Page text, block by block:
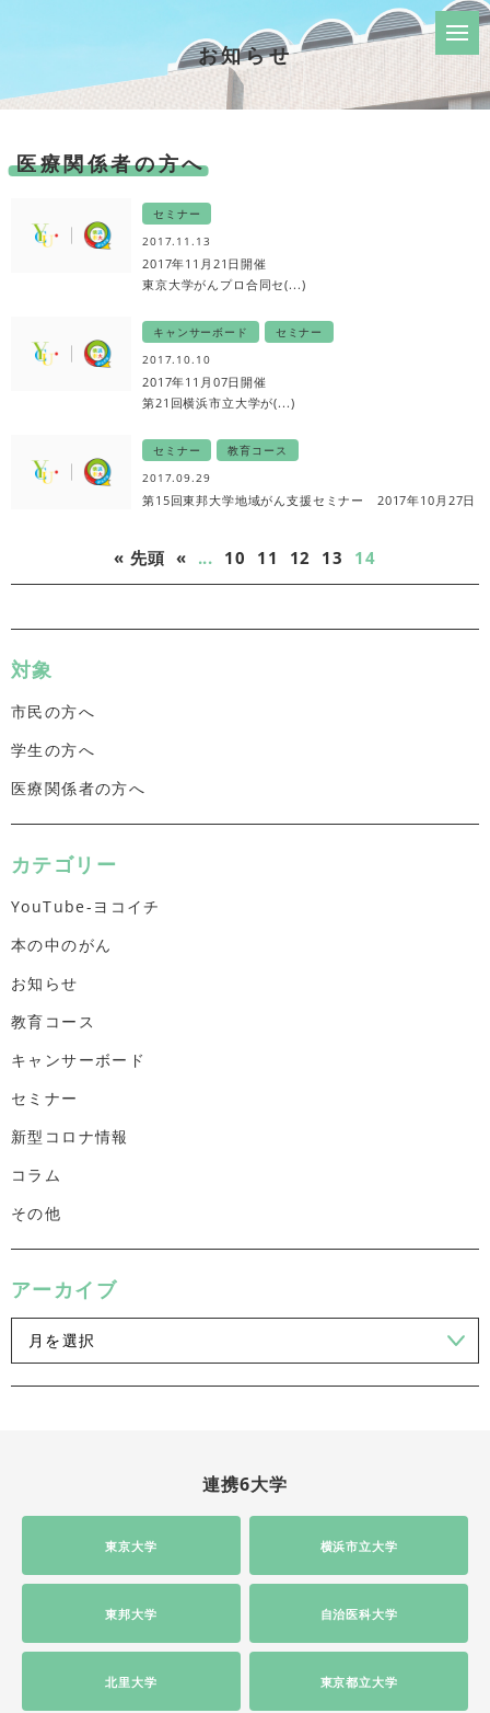
お知らせ
医療関係者の方へ
セミナー
2017.11.13
2017年11月21日開催
東京大学がんプロ合同セ(...)
キャンサーボード
セミナー
2017.10.10
2017年11月07日開催
第21回横浜市立大学が(...)
セミナー
教育コース
2017.09.29
第15回東邦大学地域がん支援セミナー 2017年10月27日
« 先頭 « ... 10 11 12 13 14
対象
市民の方へ
学生の方へ
医療関係者の方へ
カテゴリー
YouTube-ヨコイチ
本の中のがん
お知らせ
教育コース
キャンサーボード
セミナー
新型コロナ情報
コラム
その他
アーカイブ
連携6大学
東京大学 横浜市立大学
東邦大学 自治医科大学
北里大学 東京都立大学